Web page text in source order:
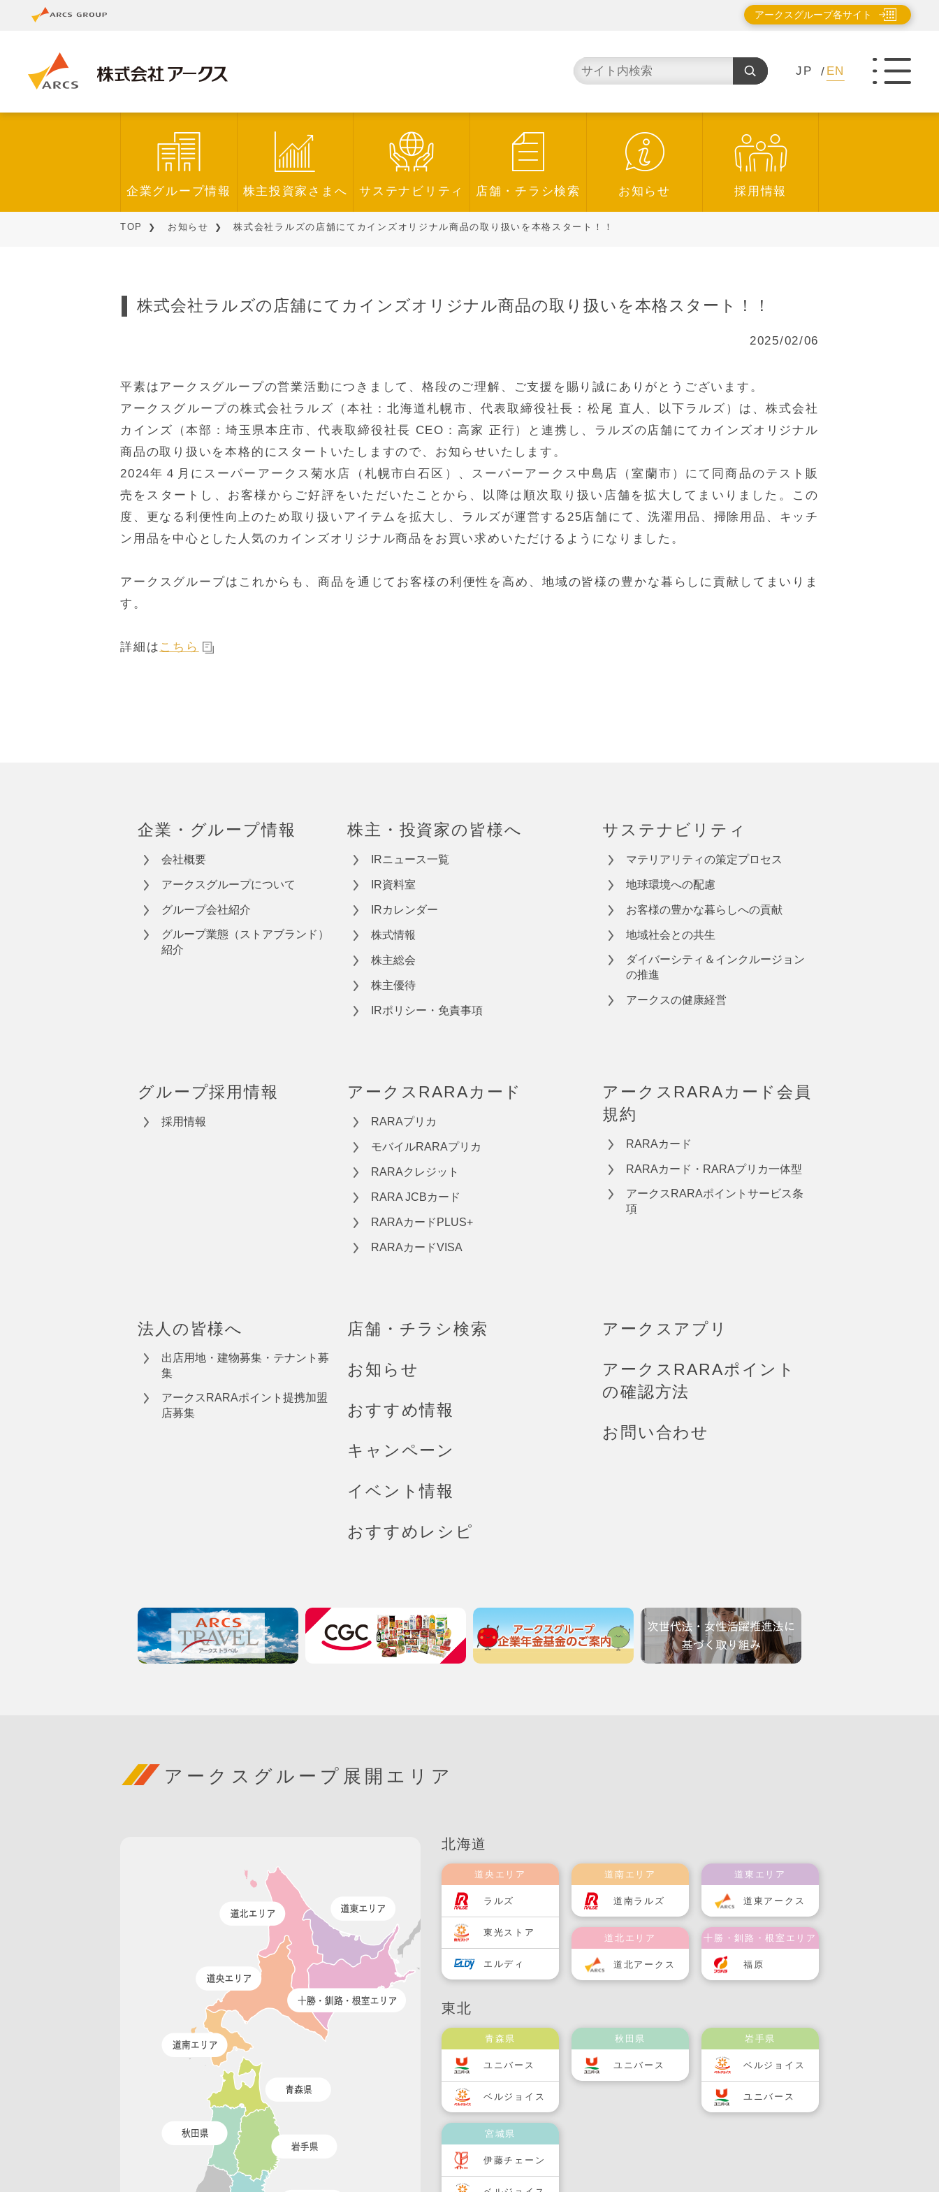
アークスグループ各サイト
JP EN
企業グループ情報 株主投資家さまへ サステナビリティ 店舗・チラシ検索 お知らせ 採用情報
TOP お知らせ 株式会社ラルズの店舖にてカインズオリジナル商品の取り扱いを本格スタート！！
株式会社ラルズの店舖にてカインズオリジナル商品の取り扱いを本格スタート！！
2025/02/06
平素はアークスグループの営業活動につきまして、格段のご理解、ご支援を賜り誠にありがとうございます。
アークスグループの株式会社ラルズ（本社：北海道札幌市、代表取締役社長：松尾 直人、以下ラルズ）は、株式会社
カインズ（本部：埼玉県本庄市、代表取締役社長 CEO：高家 正行）と連携し、ラルズの店舗にてカインズオリジナル
商品の取り扱いを本格的にスタートいたしますので、お知らせいたします。
2024年４月にスーパーアークス菊水店（札幌市白石区）、スーパーアークス中島店（室蘭市）にて同商品のテスト販
売をスタートし、お客様からご好評をいただいたことから、以降は順次取り扱い店舗を拡大してまいりました。この
度、更なる利便性向上のため取り扱いアイテムを拡大し、ラルズが運営する25店舗にて、洗濯用品、掃除用品、キッチ
ン用品を中心とした人気のカインズオリジナル商品をお買い求めいただけるようになりました。
アークスグループはこれからも、商品を通じてお客様の利便性を高め、地域の皆様の豊かな暮らしに貢献してまいりま
す。
詳細は こちら
企業・グループ情報
会社概要
アークスグループについて
グループ会社紹介
グループ業態（ストアブランド）
紹介
株主・投資家の皆様へ
IRニュース一覧
IR資料室
IRカレンダー
株式情報
株主総会
株主優待
IRポリシー・免責事項
サステナビリティ
マテリアリティの策定プロセス
地球環境への配慮
お客様の豊かな暮らしへの貢献
地域社会との共生
ダイバーシティ＆インクルージョン
の推進
アークスの健康経営
グループ採用情報
採用情報
アークスRARAカード
RARAプリカ
モバイルRARAプリカ
RARAクレジット
RARA JCBカード
RARAカードPLUS+
RARAカードVISA
アークスRARAカード会員
規約
RARAカード
RARAカード・RARAプリカ一体型
アークスRARAポイントサービス条
項
法人の皆様へ
出店用地・建物募集・テナント募
集
アークスRARAポイント提携加盟
店募集
店舗・チラシ検索
お知らせ
おすすめ情報
キャンペーン
イベント情報
おすすめレシピ
アークスアプリ
アークスRARAポイント
の確認方法
お問い合わせ
アークスグループ展開エリア
北海道
道央エリア
ラルズ
東光ストア
エルディ
道南エリア
道南ラルズ
道北エリア
道北アークス
道東エリア
道東アークス
十勝・釧路・根室エリア
福原
東北
青森県
ユニバース
ベルジョイス
秋田県
ユニバース
岩手県
ベルジョイス
ユニバース
宮城県
伊藤チェーン